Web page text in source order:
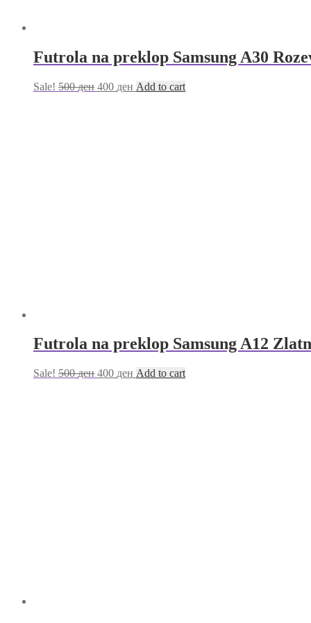
Futrola na preklop Samsung A30
Sale! 500ден 400 ден Add to cart
Futrola na preklop Samsung A12
Sale! 500ден 400 ден Add to cart